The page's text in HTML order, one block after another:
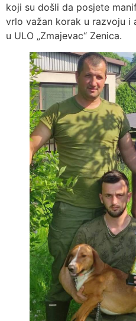
koji su došli da posjete
vrlo važan korak u razvoju i
u ULO „Zmajevac“ Zenica.